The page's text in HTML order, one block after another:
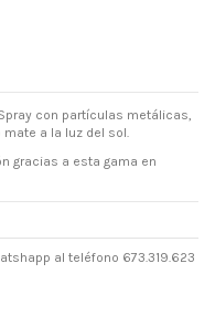
con partículas metálicas,
a la luz del sol.
gracias a esta gama en
al teléfono 673.319.623